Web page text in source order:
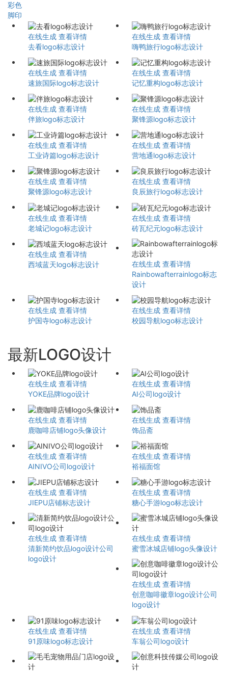
彩色
脚印
在线生成 查看详情
去看logo标志设计
在线生成 查看详情
嗨鸭旅行logo标志设计
在线生成 查看详情
速旅国际logo标志设计
在线生成 查看详情
记忆重构logo标志设计
在线生成 查看详情
伴旅logo标志设计
在线生成 查看详情
聚锋源logo标志设计
在线生成 查看详情
工业诗篇logo标志设计
在线生成 查看详情
营地通logo标志设计
在线生成 查看详情
聚锋源logo标志设计
在线生成 查看详情
良辰旅行logo标志设计
在线生成 查看详情
老城记logo标志设计
在线生成 查看详情
砖瓦纪元logo标志设计
在线生成 查看详情
西域蓝天logo标志设计
在线生成 查看详情
Rainbowafterrainlogo标志
设计
在线生成 查看详情
护国寺logo标志设计
在线生成 查看详情
校园导航logo标志设计
最新LOGO设计
在线生成 查看详情
YOKE品牌logo设计
在线生成 查看详情
AI公司logo设计
在线生成 查看详情
鹿咖啡店铺logo头像设计
在线生成 查看详情
饰品斋
在线生成 查看详情
AINIVO公司logo设计
在线生成 查看详情
裕福面馆
在线生成 查看详情
JIEPU店铺标志设计
在线生成 查看详情
糖心手游logo标志设计
在线生成 查看详情
清新简约饮品logo设计公司
logo设计
在线生成 查看详情
蜜雪冰城店铺logo头像设计
在线生成 查看详情
创意咖啡徽章logo设计公司
logo设计
在线生成 查看详情
91原味logo标志设计
在线生成 查看详情
车翁公司logo设计